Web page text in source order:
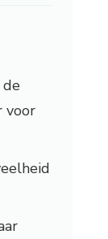
voor